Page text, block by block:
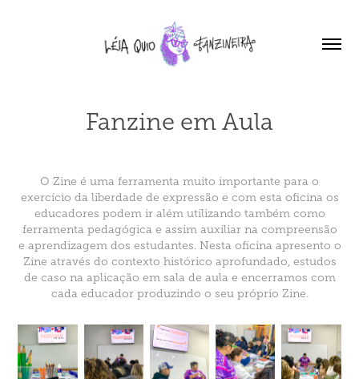
Fanzine em Aula
O Zine é uma ferramenta muito importante para o
exercício da liberdade de expressão e com esta oficina os
educadores podem ir além utilizando também como
ferramenta pedagógica e assim auxiliar na compreensão
e aprendizagem dos estudantes. Nesta oficina apresento o
Zine através do contexto histórico aprofundado, estudos
de caso na aplicação em sala de aula e encerramos com
cada educador produzindo o seu próprio Zine.